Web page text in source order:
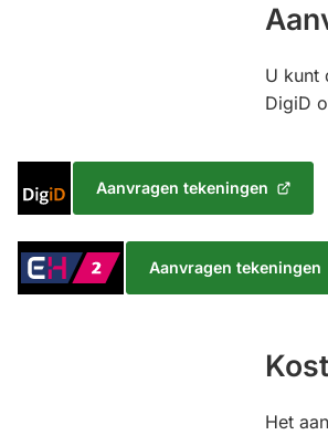
U kunt
DigiD
met
Aanvragen tekeningen
(Verwijst
een
externe
website)
Inloggen
met
Aanvragen tekeningen
(Verwijst
Het